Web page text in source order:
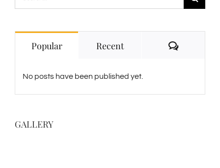
for:
Popular Recent
No posts have been published yet.
GALLERY